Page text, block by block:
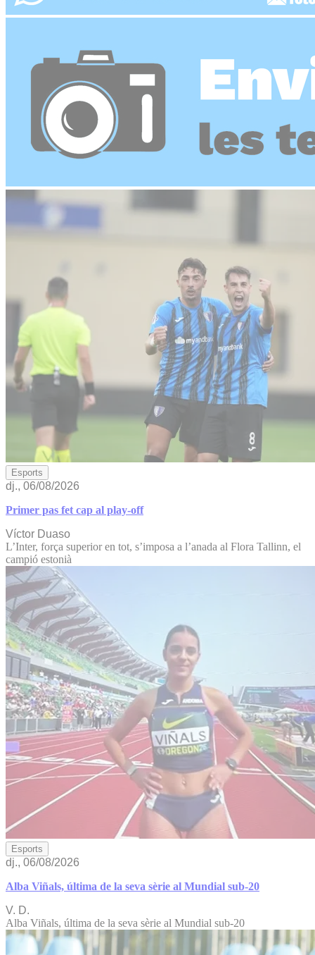
Esports
dj., 06/08/2026
Primer pas fet cap al play-off
Víctor Duaso
L’Inter, força superior en tot, s’imposa a l’anada al Flora Tallinn, el
campió estonià
Esports
dj., 06/08/2026
Alba Viñals, última de la seva sèrie al Mundial sub-20
V. D.
Alba Viñals, última de la seva sèrie al Mundial sub-20